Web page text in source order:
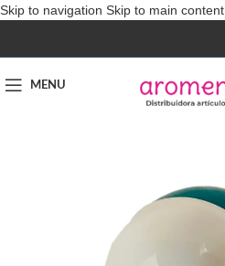
Skip to navigation Skip to main content
MENU